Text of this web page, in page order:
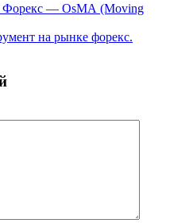
Форекс — OsМА (Moving
на рынке форекс.